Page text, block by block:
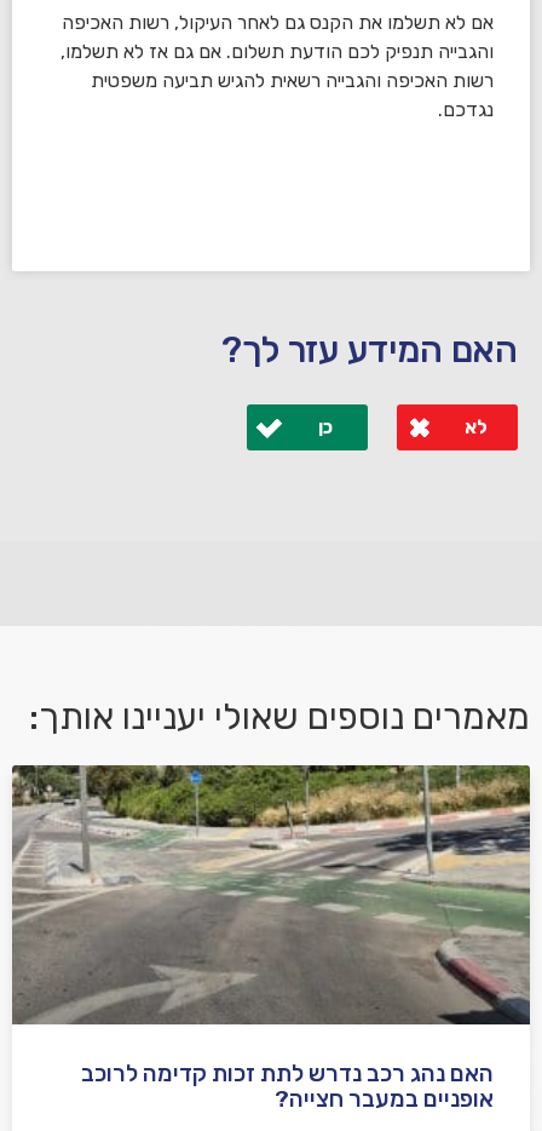
אם לא תשלמו את הקנס גם לאחר העיקול, רשות האכיפה
והגבייה תנפיק לכם הודעת תשלום. אם גם אז לא תשלמו,
רשות האכיפה והגבייה רשאית להגיש תביעה משפטית
נגדכם.
האם המידע עזר לך?
לא כן
אני מאשר/ת קבלת דיוור במייל ושימוש בפרטים בהתאם
למדיניות הפרטיות
שלח משוב
מאמרים נוספים שאולי יעניינו אותך:
האם נהג רכב נדרש לתת זכות קדימה לרוכב
אופניים במעבר חצייה?